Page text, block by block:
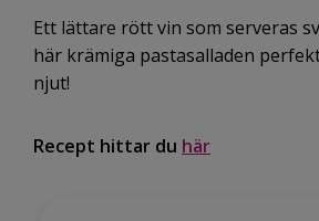
Ett lättare rött vin som serveras
här krämiga pastasalladen
njut!
Recept hittar du här